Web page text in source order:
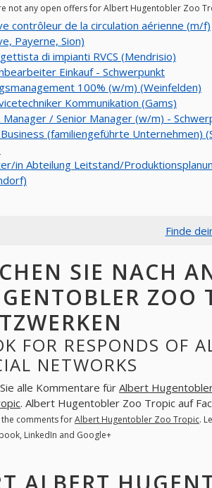
not any open offers for Albert Hugentobler Zoo
contrôleur de la circulation aérienne (m/f)
Payerne, Sion)
di impianti RVCS (Mendrisio)
Einkauf - Schwerpunkt
100% (w/m) (Weinfelden)
Kommunikation (Gams)
Manager / Senior Manager (w/m) -
(familiengeführte Unternehmen)
in Abteilung Leitstand/
Finde
SIE NACH
ZOO
FOR RESPONDS OF
NETWORKS
alle Kommentare für Albert
. Albert Hugentobler Zoo Tropic auf
the comments forAlbert Hugentobler Zoo Tropic.
LinkedIn and Google+